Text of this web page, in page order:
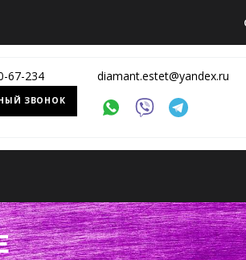
67-234
ЗВОНОК
diamant.estet@yandex.ru